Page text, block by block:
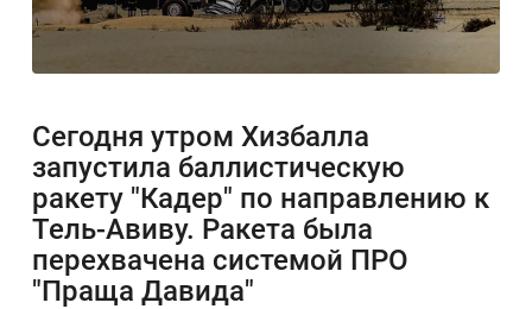
Сегодня утром Хизбалла
запустила баллистическую
ракету "Кадер" по направлению к
Тель-Авиву. Ракета была
перехвачена системой ПРО
"Праща Давида"